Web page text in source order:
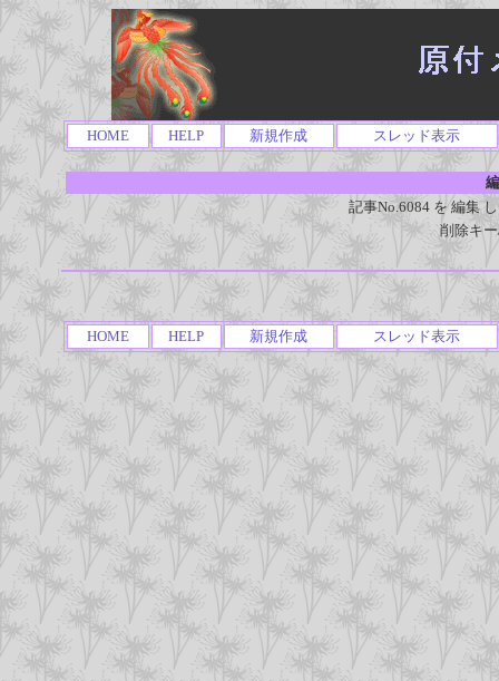
HOME HELP 新規作成 スレッド表示
記事No.6084 を 編集
削除キ
HOME HELP 新規作成 スレッド表示